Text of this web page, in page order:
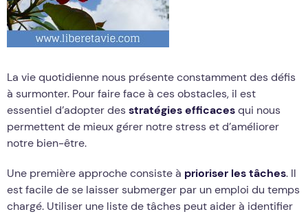
La vie quotidienne nous présente constamment des défis
à surmonter. Pour faire face à ces obstacles, il est
essentiel d’adopter desstratégies efficacesqui nous
permettent de mieux gérer notre stress et d’améliorer
notre bien-être.
Une première approche consiste à prioriser les tâches. Il
est facile de se laisser submerger par un emploi du temps
chargé. Utiliser une liste de tâches peut aider à identifier